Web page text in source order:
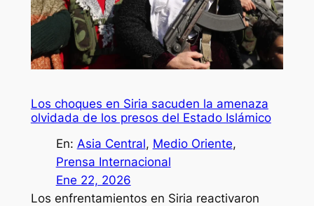
Los choques en Siria sacuden la amenaza
olvidada de los presos del Estado Islámico
En: Asia Central, Medio Oriente
Prensa Internacional
Ene 22, 2026
Los enfrentamientos en Siria reactivaron